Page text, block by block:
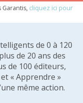
Garantis, cliquez ici pour
de 0 à 120
de 20 ans des
de 100 éditeurs,
« Apprendre »
même action.